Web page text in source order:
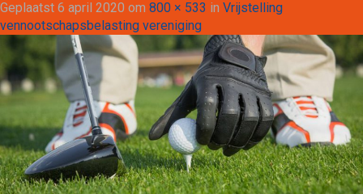
g
a
t
i
o
n
Geplaatst 6 april 2020 om 800 × 533 in Vrijstelling
vennootschapsbelasting vereniging